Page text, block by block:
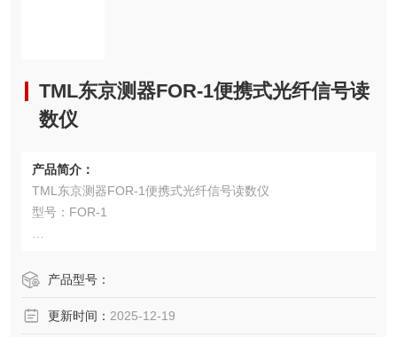
TML东京测器FOR-1便携式光纤信号读
数仪
产品简介：
TML东京测器FOR-1便携式光纤信号读数仪
型号：FOR-1
感器信号
产品型号：
更新时间： 2025-12-19